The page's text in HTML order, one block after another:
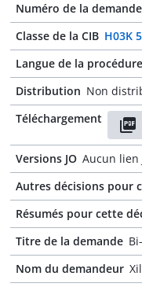
Numéro de la demande
Classe de la CIB H03K
Langue de la procédure
Distribution Non
Téléchargement
Versions JO Aucun lien
Autres décisions pour
Résumés pour cette
Titre de la demande
Nom du demandeur